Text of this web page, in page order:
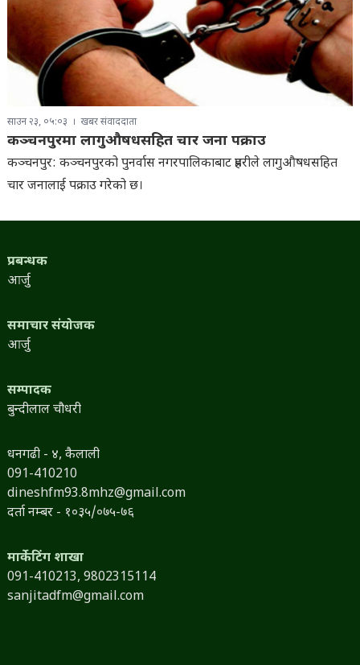
साउन २३, ०५:०३ खबर संवाददाता
कञ्चनपुरमा लागुऔषधसहित चार जना पक्राउ
कञ्चनपुर: कञ्चनपुरको पुनर्वास नगरपालिकाबाट प्रहरीले लागुऔषधसहित
चार जनालाई पक्राउ गरेको छ।
प्रबन्धक
आर्जु
समाचार संयोजक
आर्जु
सम्पादक
बुन्दीलाल चौधरी
धनगढी - ४, कैलाली
091-410210
dineshfm93.8mhz@gmail.com
दर्ता नम्बर - १०३५/०७५-७६
मार्केटिंग शाखा
091-410213, 9802315114
sanjitadfm@gmail.com